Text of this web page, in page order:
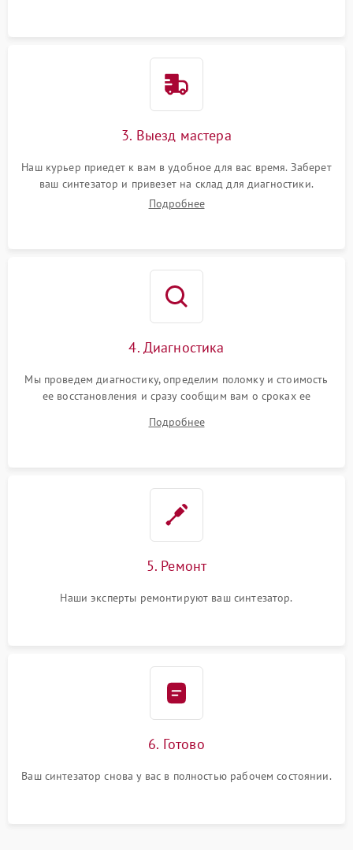
3. Выезд мастера
Наш курьер приедет к вам в удобное для вас время. Заберет
ваш синтезатор и привезет на склад для диагностики.
Подробнее
4. Диагностика
Мы проведем диагностику, определим поломку и стоимость
ее восстановления и сразу сообщим вам о сроках ее
Подробнее
5. Ремонт
Наши эксперты ремонтируют ваш синтезатор.
6. Готово
Ваш синтезатор снова у вас в полностью рабочем состоянии.